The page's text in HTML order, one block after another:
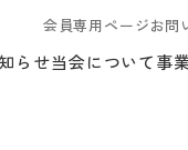
会員専用ページお問
らせ当会について事